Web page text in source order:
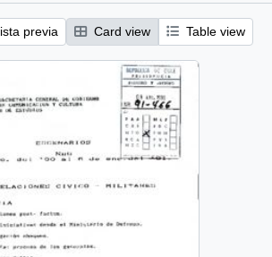
previa Card view Table view